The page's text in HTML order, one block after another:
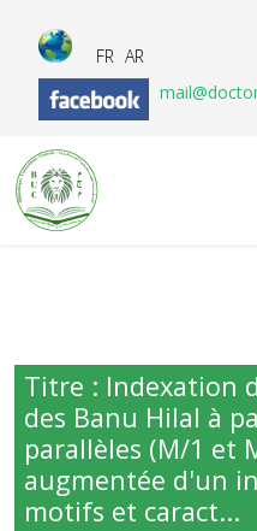
FR AR
Titre : Indexation
des Banu Hilal à
parallèles (M/1 et
augmentée d'un
motifs et caract...